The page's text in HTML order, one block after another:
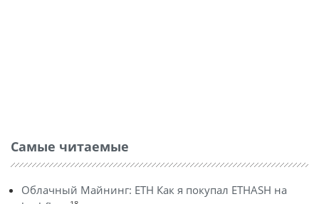
Самые читаемые
Облачный Майнинг: ETH Как я покупал ETHASH на